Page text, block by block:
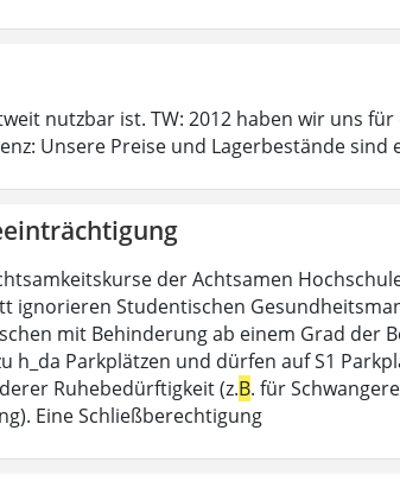
nutzbar ist. TW: 2012 haben wir uns
Unsere Preise und Lagerbestände sind
der Achtsamen
ignorieren Studentischen
mit Behinderung ab einem Grad der
h_da Parkplätzen und dürfen auf S1
Ruhebedürftigkeit (z.B. für
Eine Schließberechtigung